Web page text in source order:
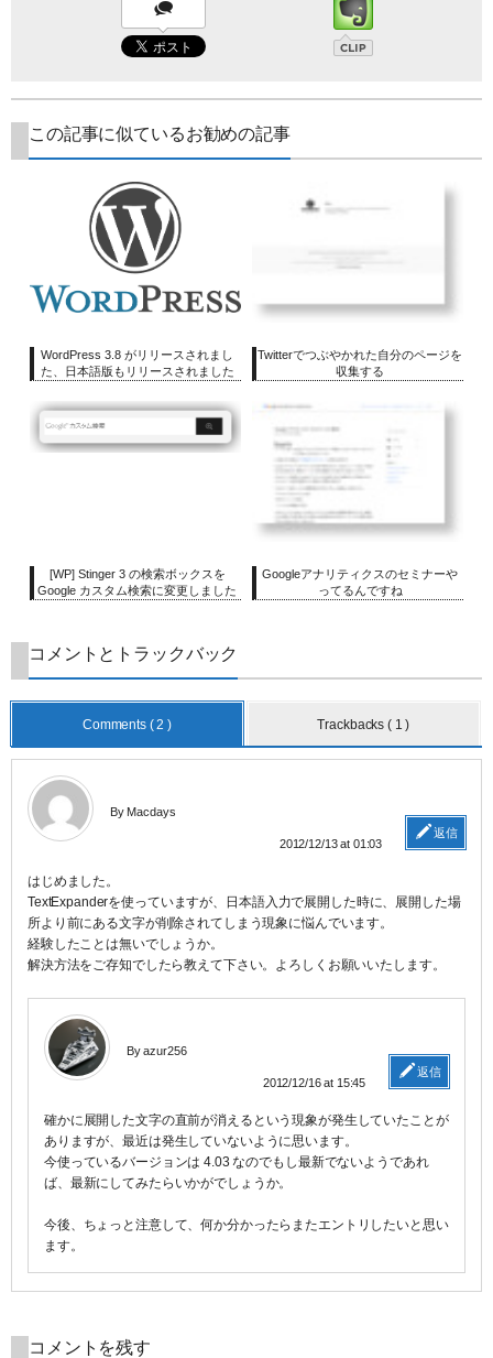
この記事に似ているお勧めの記事
WordPress 3.8 がリリースされまし
た、日本語版もリリースされました
Twitterでつぶやかれた自分のページを
収集する
[WP] Stinger 3 の検索ボックスを
Google カスタム検索に変更しました
Googleアナリティクスのセミナーや
ってるんですね
コメントとトラックバック
Comments ( 2 ) Trackbacks ( 1 )
By Macdays
2012/12/13 at 01:03
返信
はじめました。
TextExpanderを使っていますが、日本語入力で展開した時に、展開した場
所より前にある文字が削除されてしまう現象に悩んでいます。
経験したことは無いでしょうか。
解決方法をご存知でしたら教えて下さい。よろしくお願いいたします。
By azur256
2012/12/16 at 15:45
返信
確かに展開した文字の直前が消えるという現象が発生していたことが
ありますが、最近は発生していないように思います。
今使っているバージョンは 4.03 なのでもし最新でないようであれ
ば、最新にしてみたらいかがでしょうか。
今後、ちょっと注意して、何か分かったらまたエントリしたいと思い
ます。
コメントを残す